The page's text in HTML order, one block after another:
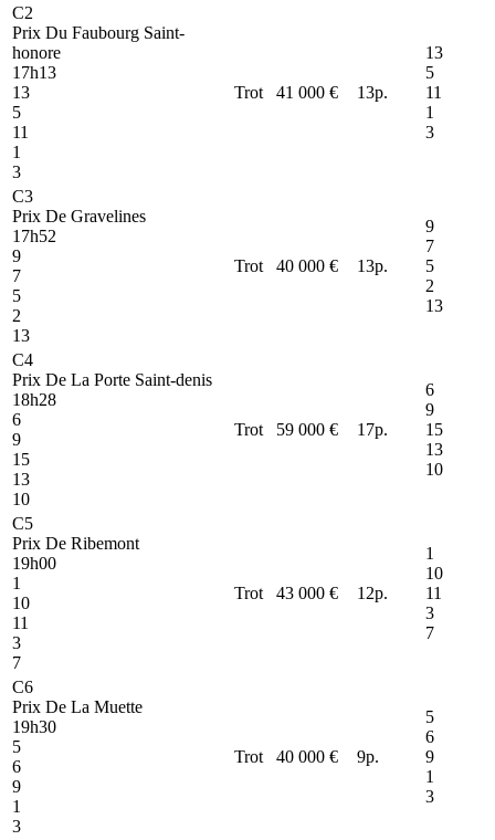
C2
Prix Du Faubourg Saint-
honore
17h13
13
5
11
1
3
Trot 41 000 € 13p.
13
5
11
1
3
C3
Prix De Gravelines
17h52
9
7
5
2
13
Trot 40 000 € 13p.
9
7
5
2
13
C4
Prix De La Porte Saint-denis
18h28
6
9
15
13
10
Trot 59 000 € 17p.
6
9
15
13
10
C5
Prix De Ribemont
19h00
1
10
11
3
7
Trot 43 000 € 12p.
1
10
11
3
7
C6
Prix De La Muette
19h30
5
6
9
1
3
Trot 40 000 € 9p.
5
6
9
1
3